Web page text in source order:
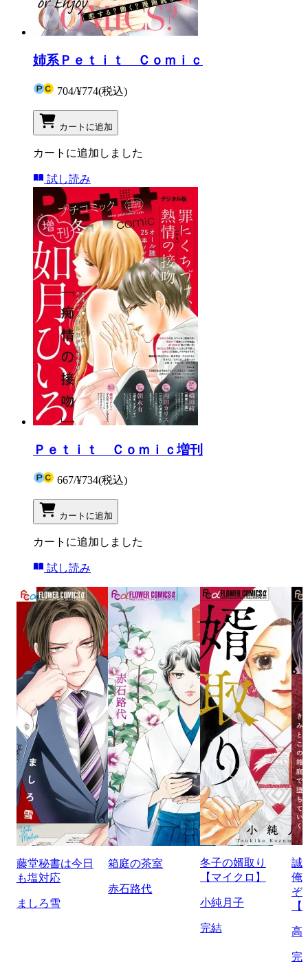
姉系Ｐｅｔｉｔ Ｃｏｍｉｃ
704/¥774(税込)
カートに追加
カートに追加しました
試し読み
Ｐｅｔｉｔ Ｃｏｍｉｃ増刊
667/¥734(税込)
カートに追加
カートに追加しました
試し読み
藤堂秘書は今日
も塩対応
ましろ雪
箱庭の茶室
赤石路代
冬子の婿取り
【マイクロ】
小純月子
完結
誠
俺
ぞ
高
完